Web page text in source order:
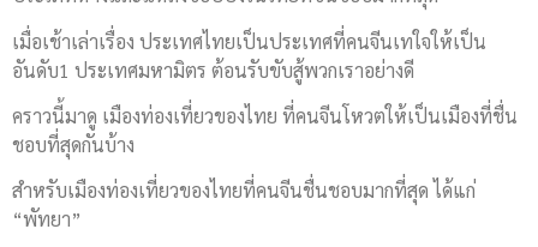
เมื่อเช้าเล่าเรื่อง ประเทศไทยเป็นประเทศที่คนจีนเทใจให้เป็น
อันดับ1 ประเทศมหามิตร ต้อนรับขับสู้พวกเราอย่างดี
คราวนี้มาดู เมืองท่องเที่ยวของไทย ที่คนจีนโหวตให้เป็นเมืองที่ชื่น
ชอบที่สุดกันบ้าง
สำหรับเมืองท่องเที่ยวของไทยที่คนจีนชื่นชอบมากที่สุด ได้แก่
“พัทยา”